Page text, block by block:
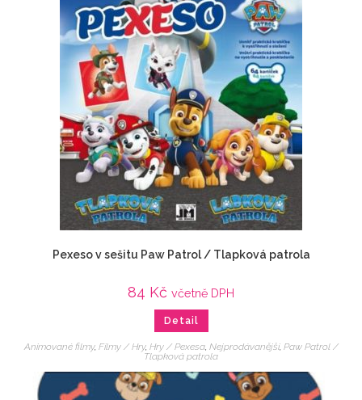
Pexeso v sešitu Paw Patrol / Tlapková patrola
84 Kč včetně DPH
Detail
Animované filmy, Filmy / Hry, Hry / Pexesa, Nejprodávanější, Paw Patrol /
Tlapková patrola